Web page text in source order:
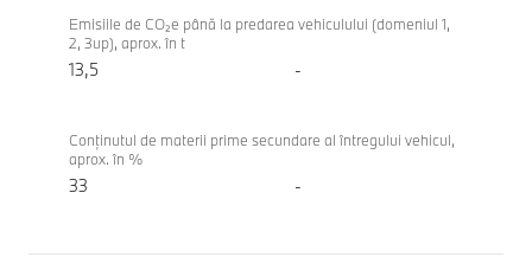
vehiculului
iX3 50
xDrive
Emisiile de CO₂e până la predarea vehiculului (domeniul 1,
2, 3up), aprox. în t
13,5 -
Conținutul de materii prime secundare al întregului vehicul,
aprox. în %
33 -